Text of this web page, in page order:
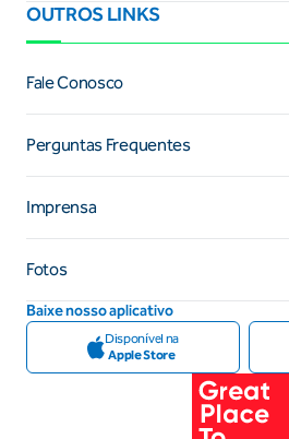
OUTROS LINKS
Fale Conosco
Perguntas Frequentes
Imprensa
Fotos
Baixe nosso aplicativo
Disponível na
Apple Store